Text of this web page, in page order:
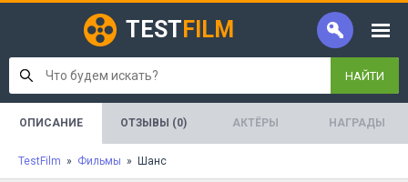
TEST FILM
НАЙТИ
ОПИСАНИЕ ОТЗЫВЫ (0) АКТЁРЫ НАГРАДЫ
TestFilm » Фильмы » Шанс